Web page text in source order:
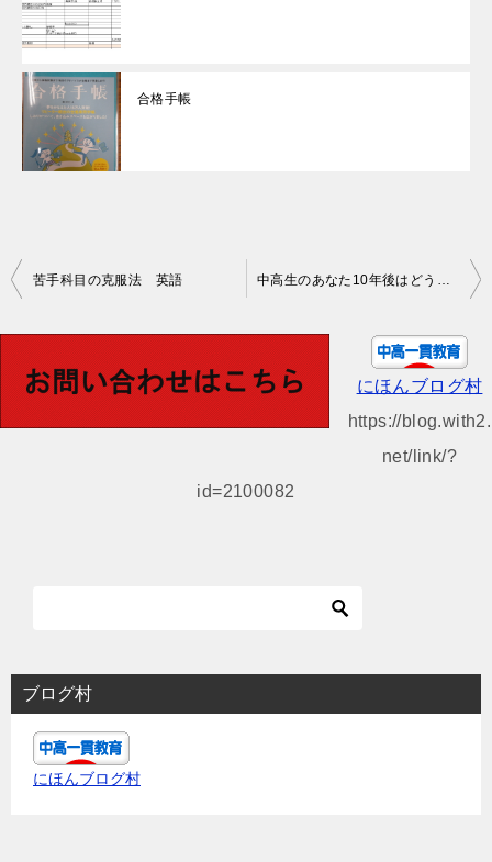
合格手帳
投
ビ
苦手科目の克服法 英語 中高生のあなた10年後はどうなっていたいですか？
にほんブログ村
https://blog.with2.
net/link/?
id=2100082
ブログ村
にほんブログ村